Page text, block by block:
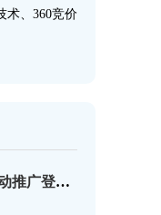
术、360竞价
360搜索移动推广登录页优化的12个事项